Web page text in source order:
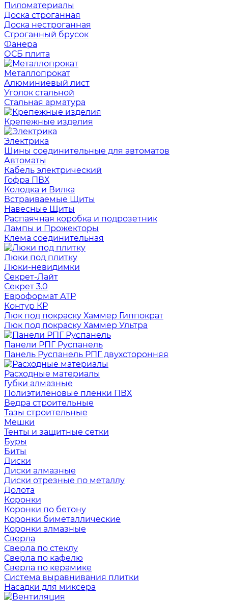
Пиломатериалы
Доска строганная
Доска нестроганная
Строганный брусок
Фанера
ОСБ плита
Металлопрокат
Алюминиевый лист
Уголок стальной
Стальная арматура
Крепежные изделия
Электрика
Шины соединительные для автоматов
Автоматы
Кабель электрический
Гофра ПВХ
Колодка и Вилка
Встраиваемые Щиты
Навесные Щиты
Распаячная коробка и подрозетник
Лампы и Прожекторы
Клема соединительная
Люки под плитку
Люки-невидимки
Секрет-Лайт
Секрет 3.0
Евроформат АТР
Контур КР
Люк под покраску Хаммер Гиппократ
Люк под покраску Хаммер Ультра
Панели РПГ Руспанель
Панель Руспанель РПГ двухсторонняя
Расходные материалы
Губки алмазные
Полиэтиленовые пленки ПВХ
Ведра строительные
Тазы строительные
Мешки
Тенты и защитные сетки
Буры
Биты
Диски
Диски алмазные
Диски отрезные по металлу
Долота
Коронки
Коронки по бетону
Коронки биметаллические
Коронки алмазные
Сверла
Сверла по стеклу
Сверла по кафелю
Сверла по керамике
Система выравнивания плитки
Насадки для миксера